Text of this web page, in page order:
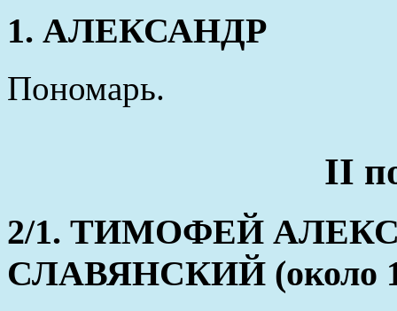
1. АЛЕКСАНДР
Пономарь.
II
2/1. ТИМОФЕЙ
СЛАВЯНСКИЙ (около